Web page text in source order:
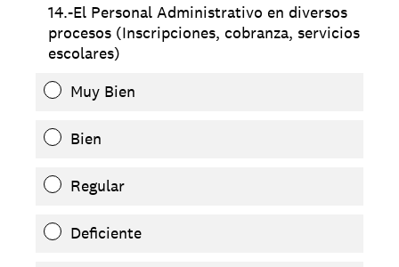
14.-El Personal Administrativo en diversos
procesos (Inscripciones, cobranza, servicios
escolares)
Muy Bien
Bien
Regular
Deficiente